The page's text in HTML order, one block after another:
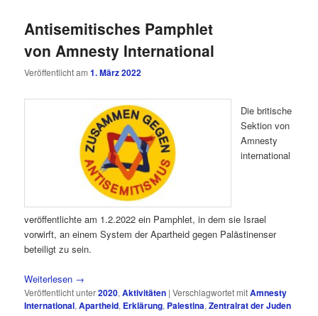
Antisemitisches Pamphlet
von Amnesty International
Veröffentlicht am1. März 2022
Die britische
Sektion von
Amnesty
international
veröffentlichte am 1.2.2022 ein Pamphlet, in dem sie Israel
vorwirft, an einem System der Apartheid gegen Palästinenser
beteiligt zu sein.
Weiterlesen →
Veröffentlicht unter2020,Aktivitäten |Verschlagwortet mitAmnesty
International,Apartheid, Erklärung, Palestina,Zentralrat der Juden